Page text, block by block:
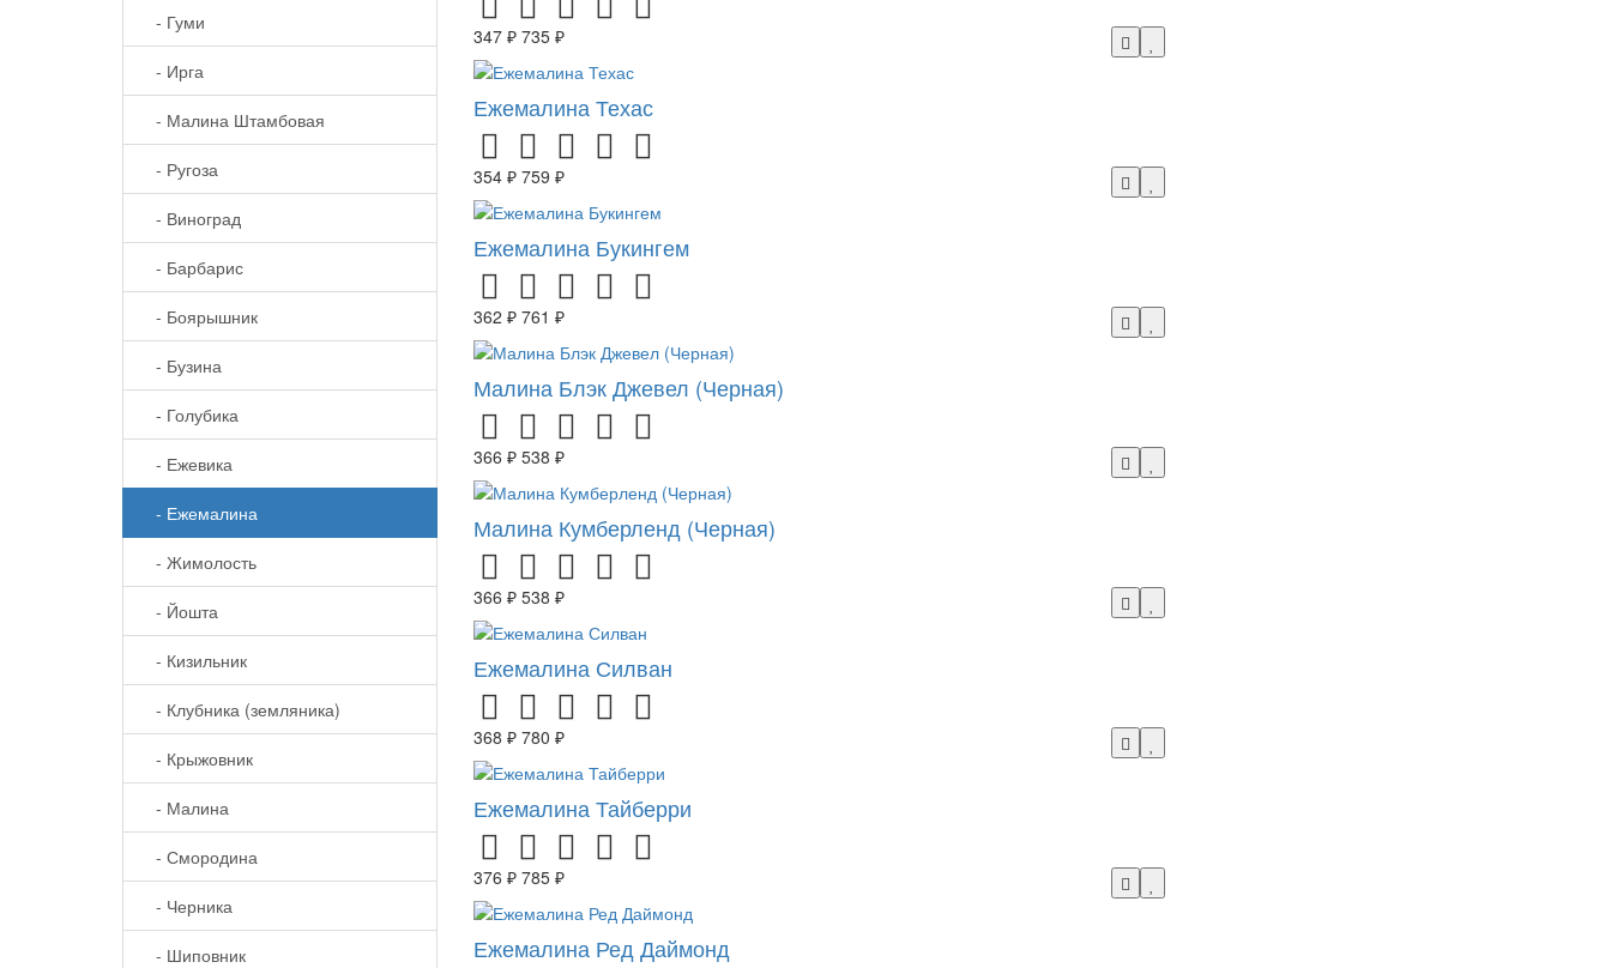
- Гуми
- Ирга
- Малина Штамбовая
- Ругоза
- Виноград
- Барбарис
- Боярышник
- Бузина
- Голубика
- Ежевика
- Ежемалина
- Жимолость
- Йошта
- Кизильник
- Клубника (земляника)
- Крыжовник
- Малина
- Смородина
- Черника
- Шиповник
347 ₽ 735 ₽
Ежемалина Техас
354 ₽ 759 ₽
Ежемалина Букингем
362 ₽ 761 ₽
Малина Блэк Джевел (Черная)
366 ₽ 538 ₽
Малина Кумберленд (Черная)
366 ₽ 538 ₽
Ежемалина Силван
368 ₽ 780 ₽
Ежемалина Тайберри
376 ₽ 785 ₽
Ежемалина Ред Даймонд